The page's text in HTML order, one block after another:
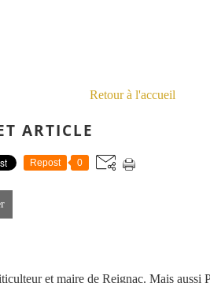
Retour à l'accueil
ARTICLE
Repost 0
et maire de Reignac. Mais aussi